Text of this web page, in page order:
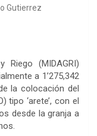
Gutierrez
Riego (MIDAGRI)
a 1’275,342
la colocación del
tipo ‘arete’, con el
desde la granja a